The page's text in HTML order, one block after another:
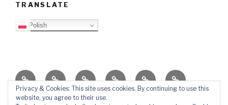
TRANSLATE
Polish
O
blogu
Top
Lista
Ewangelizacja
Father
Daniel
Video
Blog
PB
KontaktŚlady
Privacy & Cookies: This site uses cookies. By continuing to use this
website, you agree to their use.